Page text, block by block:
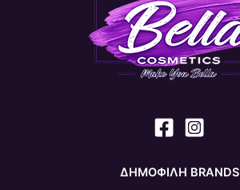
ΔΗΜΟΦΙΛΗ BRANDS